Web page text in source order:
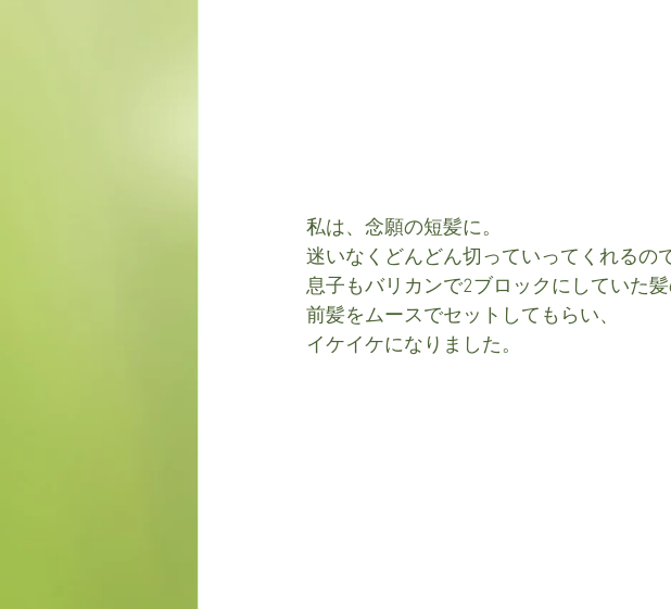
私は、念願の短髪に。
迷いなくどんどん切っていってくれるの
息子もバリカンで2ブロックにしていた
前髪をムースでセットしてもらい、
イケイケになりました。